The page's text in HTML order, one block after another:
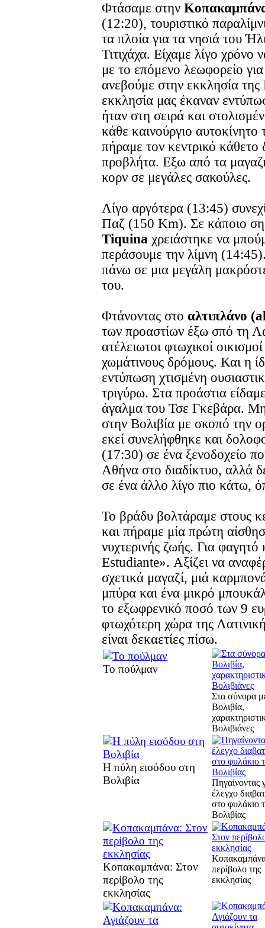
Φτάσαμε στην
(12:20), τουριστικό
τα πλοία για τα νησιά του
Τιτιχάχα. Είχαμε λίγο χρόνο
με το επόμενο λεωφορείο
ανεβούμε στην εκκλησία
εκκλησία μας έκαναν
ήταν στη σειρά και
κάθε καινούργιο
πήραμε τον κεντρικό κάθετο
προβλήτα. Εξω από τα
κορν σε μεγάλες σακούλες.
Λίγο αργότερα (13:45)
Παζ (150 Km). Σε κάποιο
Tiquina χρειάστηκε να
περάσουμε την λίμνη
πάνω σε μια μεγάλη
του.
Φτάνοντας στο αλτιπλάνο
των προαστίων έξω σπό τη
ατέλειωτοι φτωχικοί
χωμάτινους δρόμους. Και η
εντύπωση χτισμένη
τριγύρω. Στα προάστια
άγαλμα του Τσε Γκεβάρα.
στην Βολιβία με σκοπό την
εκεί συνελήφθηκε και
(17:30) σε ένα ξενοδοχείο
Αθήνα στο διαδίκτυο, αλλά
σε ένα άλλο λίγο πιο κάτω,
Το βράδυ βολτάραμε στους
και πήραμε μία πρώτη
νυχτερινής ζωής. Για
Estudiante». Αξίζει να
σχετικά μαγαζί, μιά
μπύρα και ένα μικρό
το εξωφρενικό ποσό των 9
φτωχότερη χώρα της
είναι δεκαετίες πίσω.
Το πούλμαν
Στα σύνορα
Βολιβία,
Βολιβιάνες
Η πύλη εισόδου στη
Βολιβία
Πηγαίνοντας
έλεγχο
στο φυλάκιο
Βολιβίας
Κοπακαμπάνα: Στον
περίβολο της
εκκλησίας
περίβολο της
εκκλησίας